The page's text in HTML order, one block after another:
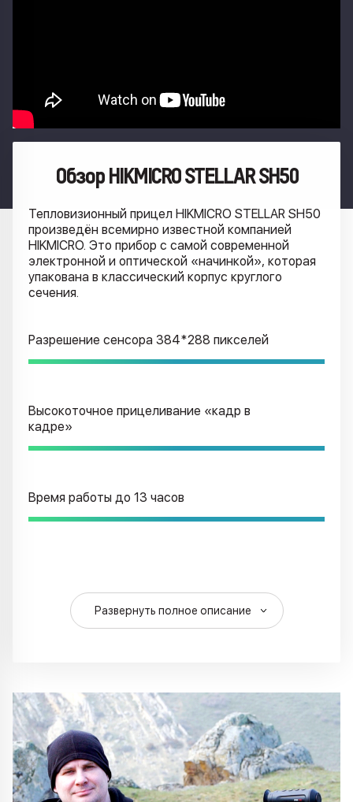
Обзор HIKMICRO STELLAR SH50
Тепловизионный прицел HIKMICRO STELLAR SH50
произведён всемирно известной компанией
HIKMICRO. Это прибор с самой современной
электронной и оптической «начинкой», которая
упакована в классический корпус круглого
сечения.
Разрешение сенсора 384*288 пикселей
Высокоточное прицеливание «кадр в
кадре»
Время работы до 13 часов
Развернуть полное описание